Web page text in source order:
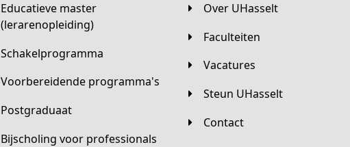
Educatieve master
(lerarenopleiding)
Schakelprogramma
Voorbereidende programma's
Postgraduaat
Bijscholing voor professionals
Over UHasselt
Faculteiten
Vacatures
Steun UHasselt
Contact